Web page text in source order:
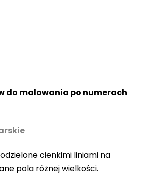
do malowania po numerach
cienkimi liniami na
pola różnej wielkości.